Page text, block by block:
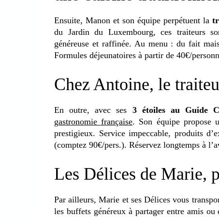
Ensuite, Manon et son équipe perpétuent la
du Jardin du Luxembourg, ces traiteurs
généreuse et raffinée. Au menu : du fait
Formules déjeunatoires à partir de 40€/
Chez Antoine, le
En outre, avec ses 3 étoiles au Guide
gastronomie française. Son équipe propose
prestigieux. Service impeccable, produits
(comptez 90€/pers.). Réservez longtemps à
Les Délices de Marie,
Par ailleurs, Marie et ses Délices vous
les buffets généreux à partager entre amis